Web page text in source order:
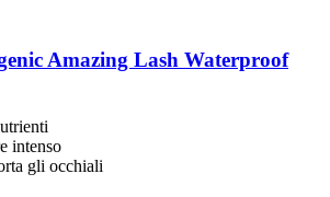
Amazing Lash Waterproof
intenso
gli occhiali